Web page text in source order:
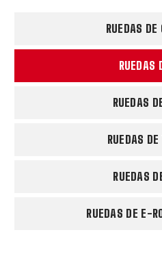
RUEDAS DE
RUEDAS
RUEDAS
RUEDAS
RUEDAS
RUEDAS DE E-